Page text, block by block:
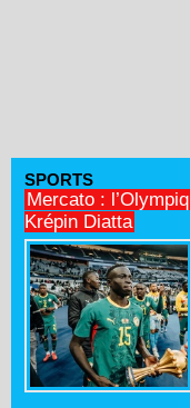
SPORTS
Mercato :
Krépin Diatta